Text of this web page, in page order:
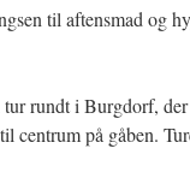
til aftensmad og
rundt i Burgdorf,
centrum på gåben.